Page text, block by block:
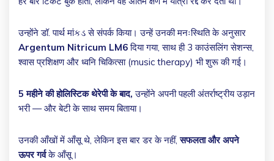
उन्होंने डॉ. पार्थ मांકડ से संपर्क किया। उन्हें उनकी मनःस्थिति के अनुसार
Argentum Nitricum LM6दिया गया, साथ ही 3 काउंसलिंग सेशन्स,
श्वास प्रशिक्षण और ध्वनि चिकित्सा (music therapy) भी शुरू की गई।
5 महीने की होलिस्टिक थेरेपी के बाद, उन्होंने अपनी पहली अंतर्राष्ट्रीय उड़ान
भरी — और बेटी के साथ समय बिताया।
उनकी आँखों में आँसू थे, लेकिन इस बार डर के नहीं,सफलता और अपने
ऊपर गर्वके आँसू।